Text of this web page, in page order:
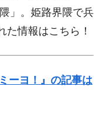
」。姫路界隈で兵
た情報はこちら！
ーヨ！』の記事は